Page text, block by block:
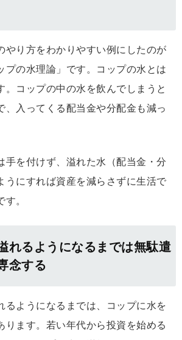
やり方をわかりやすい例にしたのが
プの水理論」です。コップの水とは
。コップの中の水を飲んでしまうと
、入ってくる配当金や分配金も減っ
手を付けず、溢れた水（配当金・分
うにすれば資産を減らさずに生活で
。
れるようになるまでは無駄遣
念する
るようになるまでは、コップに水を
ります。若い年代から投資を始める